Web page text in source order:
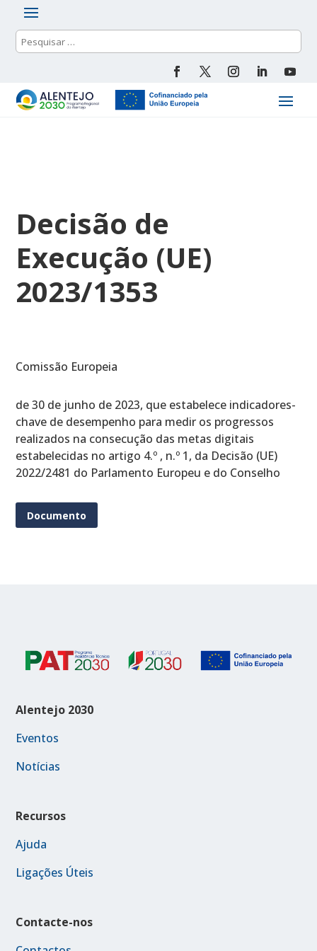
Decisão de
Execução (UE)
2023/1353
Comissão Europeia
de 30 de junho de 2023, que estabelece indicadores-
chave de desempenho para medir os progressos
realizados na consecução das metas digitais
estabelecidas no artigo 4.º , n.º 1, da Decisão (UE)
2022/2481 do Parlamento Europeu e do Conselho
Documento
Alentejo 2030
Eventos
Notícias
Recursos
Ajuda
Ligações Úteis
Contacte-nos